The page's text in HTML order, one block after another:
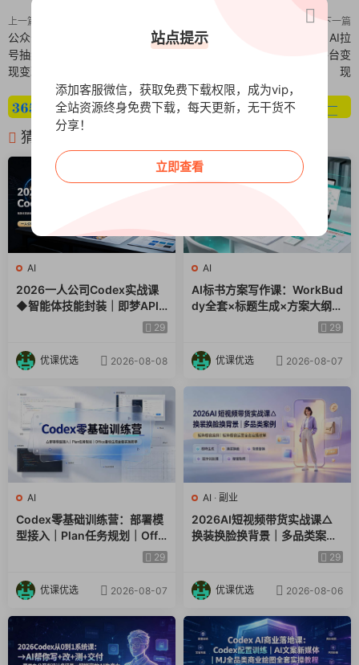
上一篇
公众号语音直播新风口，揭秘视频
号抽奖涨粉术，轻松开通流量主实
现变现
下一篇
回答我爆款视频,自带流量，AI拉
新，分成计划等多方式、多平台变
现
猜你喜欢
AI
2026一人公司Codex实战课
◆智能体技能封装｜即梦API
视频｜电商视觉PPT自动化全29
优课优选 2026-08-08
AI
AI标书方案写作课：WorkBud
dy全套×标题生成×方案大纲×
提示词技巧×废标点检查×豆包
29
优课优选 2026-08-07
AI
Codex零基础训练营：部署模
型接入｜Plan任务规划｜Offic
29
优课优选 2026-08-07
AI · 副业
2026AI短视频带货实战课△
换装换脸换背景｜多品类案例
｜矩阵橱窗运营全套实操教学
29
优课优选 2026-08-06
站点提示
添加客服微信，获取免费下载权限，成为vip，
全站资源终身免费下载，每天更新，无干货不
分享！
立即查看